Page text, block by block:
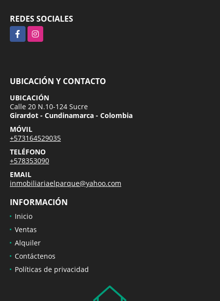
REDES SOCIALES
FacebookInstagram
UBICACIÓN Y CONTACTO
UBICACIÓN
Calle 20 N.10-124 Sucre
Girardot - Cundinamarca - Colombia
MÓVIL
+573164529035
TELÉFONO
+578353090
EMAIL
inmobiliariaelparque@yahoo.com
INFORMACIÓN
Inicio
Ventas
Alquiler
Contáctenos
Políticas de privacidad